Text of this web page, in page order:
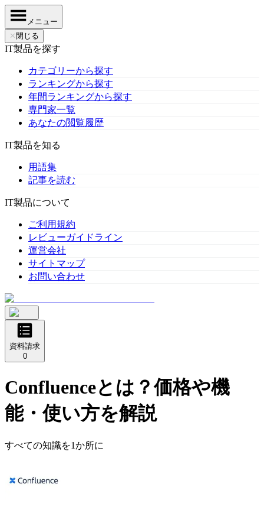
メニュー
✕ 閉じる
IT製品を探す
カテゴリーから探す
ランキングから探す
年間ランキングから探す
専門家一覧
あなたの閲覧履歴
IT製品を知る
用語集
記事を読む
IT製品について
ご利用規約
レビューガイドライン
運営会社
サイトマップ
お問い合わせ
資料請求
0
Confluenceとは？価格や機
能・使い方を解説
すべての知識を1か所に